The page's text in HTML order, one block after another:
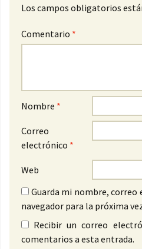
Los campos obligatorios
Comentario *
Nombre *
Correo
electrónico *
Web
Guarda mi nombre, correo
navegador para la próxima
Recibir un correo
comentarios a esta entrada.